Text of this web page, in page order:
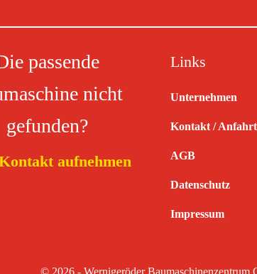
passende
nicht
gefunden?
aufnehmen
Links
Unternehmen
Kontakt / Anfahrt
AGB
Datenschutz
Impressum
© 2026 - Wernigeröder Baumaschinenzentrum